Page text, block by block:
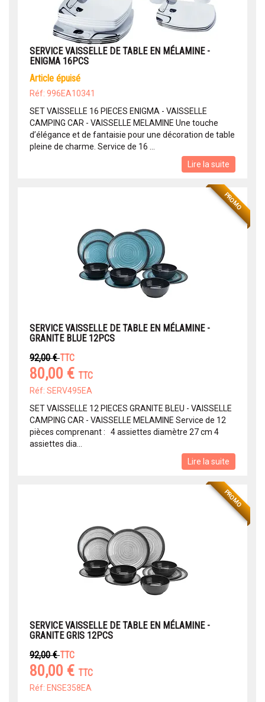
SERVICE VAISSELLE DE TABLE EN MÉLAMINE -
ENIGMA 16PCS
article épuisé
Réf: 996EA10341
SET VAISSELLE 16 PIECES ENIGMA - VAISSELLE
CAMPING CAR - VAISSELLE MELAMINE Une touche
d’élégance et de fantaisie pour une décoration de table
pleine de charme. Service de 16 ...
Lire la suite
PROMO
SERVICE VAISSELLE DE TABLE EN MÉLAMINE -
GRANITE BLUE 12PCS
92,00 €TTC
80,00 € TTC
Réf: SERV495EA
SET VAISSELLE 12 PIECES GRANITE BLEU - VAISSELLE
CAMPING CAR - VAISSELLE MELAMINE Service de 12
pièces comprenant : 4 assiettes diamètre 27 cm 4
assiettes dia...
Lire la suite
PROMO
SERVICE VAISSELLE DE TABLE EN MÉLAMINE -
GRANITE GRIS 12PCS
92,00 €TTC
80,00 € TTC
Réf: ENSE358EA